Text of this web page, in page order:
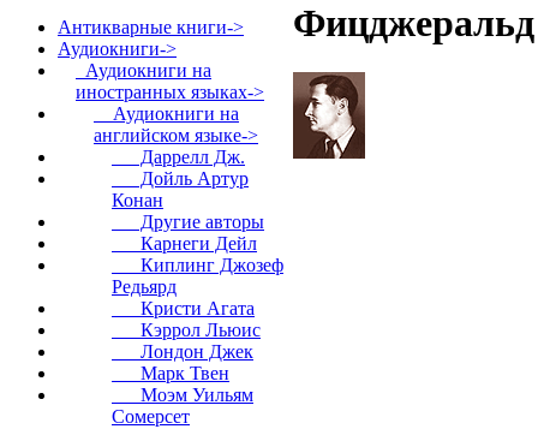
Антикварные книги->
Аудиокниги->
Аудиокниги на
иностранных языках->
Аудиокниги на
английском языке->
Даррелл Дж.
Дойль Артур
Конан
Другие авторы
Карнеги Дейл
Киплинг Джозеф
Редьярд
Кристи Агата
Кэррол Льюис
Лондон Джек
Марк Твен
Моэм Уильям
Сомерсет